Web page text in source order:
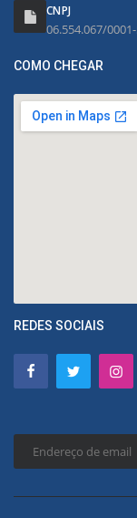
CNPJ
06.554.067/
COMO CHEGAR
REDES SOCIAIS